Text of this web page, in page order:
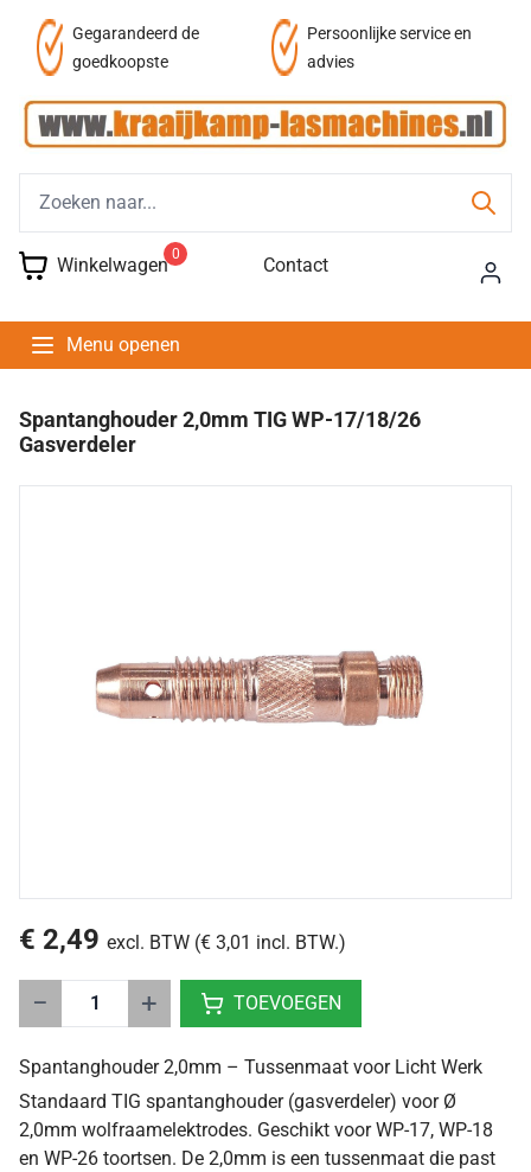
Gegarandeerd de
goedkoopste
Persoonlijke service en
advies
Winkelwagen 0 Contact
Menu openen
Spantanghouder 2,0mm – Tussenmaat voor Licht Werk
Standaard TIG spantanghouder (gasverdeler) voor Ø
2,0mm wolfraamelektrodes. Geschikt voor WP-17, WP-18
en WP-26 toortsen. De 2,0mm is een tussenmaat die past
Spantanghouder 2,0mm TIG WP-17/18/26
Gasverdeler
€ 2,49 excl. BTW (€ 3,01 incl. BTW.)
− + TOEVOEGEN